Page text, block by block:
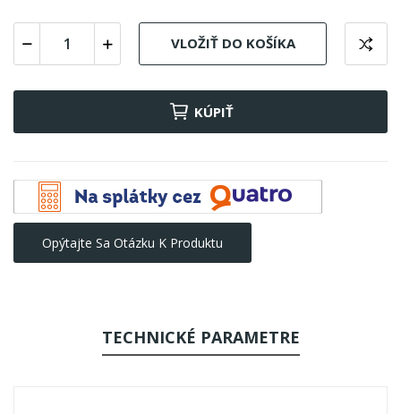
VLOŽIŤ DO KOŠÍKA
KÚPIŤ
Opýtajte Sa Otázku K Produktu
TECHNICKÉ PARAMETRE